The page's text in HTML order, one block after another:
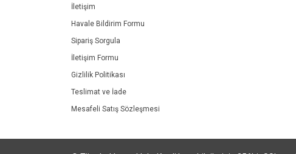
İletişim
Havale Bildirim Formu
Sipariş Sorgula
İletişim Formu
Gizlilik Politikası
Teslimat ve İade
Mesafeli Satış Sözleşmesi